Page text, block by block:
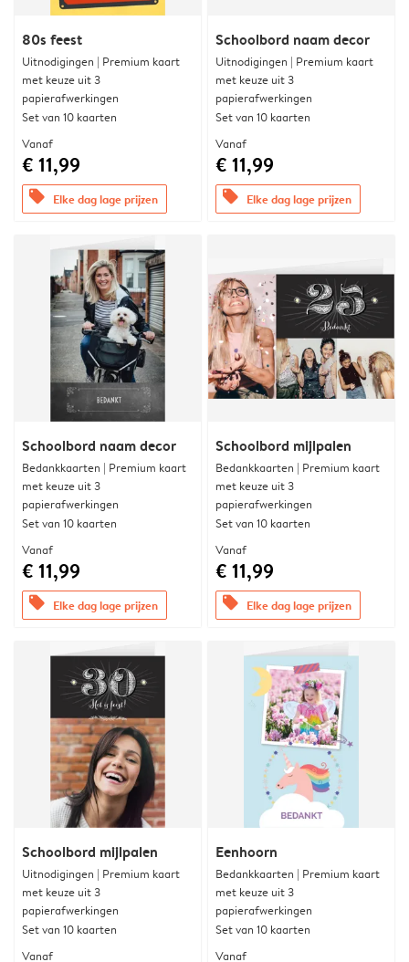
80s feest
Uitnodigingen | Premium kaart
met keuze uit 3
papierafwerkingen
Set van 10 kaarten
Vanaf
€ 11,99
offers Elke dag lage prijzen
Schoolbord naam decor
Uitnodigingen | Premium kaart
met keuze uit 3
papierafwerkingen
Set van 10 kaarten
Vanaf
€ 11,99
offers Elke dag lage prijzen
Schoolbord naam decor
Bedankkaarten | Premium kaart
met keuze uit 3
papierafwerkingen
Set van 10 kaarten
Vanaf
€ 11,99
offers Elke dag lage prijzen
Schoolbord mijlpalen
Bedankkaarten | Premium kaart
met keuze uit 3
papierafwerkingen
Set van 10 kaarten
Vanaf
€ 11,99
offers Elke dag lage prijzen
Schoolbord mijlpalen
Uitnodigingen | Premium kaart
met keuze uit 3
papierafwerkingen
Set van 10 kaarten
Vanaf
Eenhoorn
Bedankkaarten | Premium kaart
met keuze uit 3
papierafwerkingen
Set van 10 kaarten
Vanaf